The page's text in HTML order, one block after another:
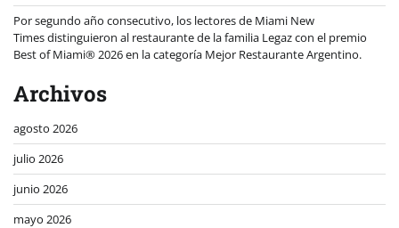
Por segundo año consecutivo, los lectores de Miami New
Times distinguieron al restaurante de la familia Legaz con el premio
Best of Miami® 2026 en la categoría Mejor Restaurante Argentino.
Archivos
agosto 2026
julio 2026
junio 2026
mayo 2026